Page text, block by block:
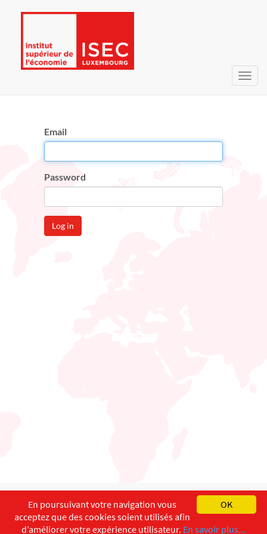
Email
Password
Log in
English Français
Copyright ©ISEC-AdW Impressum
OK
En poursuivant votre navigation vous
acceptez que des cookies soient utilisés afin
d’améliorer votre expérience utilisateur. En savoir plus...